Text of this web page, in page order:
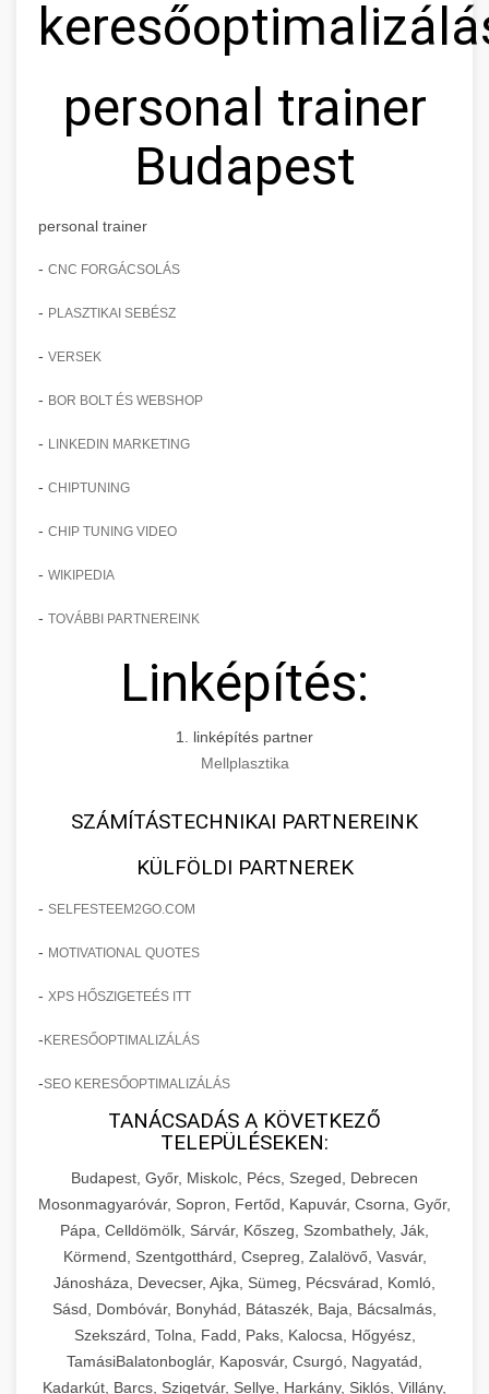
personal trainer
Budapest
personal trainer
- CNC FORGÁCSOLÁS
- PLASZTIKAI SEBÉSZ
- VERSEK
- BOR BOLT ÉS WEBSHOP
- LINKEDIN MARKETING
- CHIPTUNING
- CHIP TUNING VIDEO
- WIKIPEDIA
- TOVÁBBI PARTNEREINK
Linképítés:
1. linképítés partner
Mellplasztika
SZÁMÍTÁSTECHNIKAI PARTNEREINK
KÜLFÖLDI PARTNEREK
- SELFESTEEM2GO.COM
- MOTIVATIONAL QUOTES
- XPS HŐSZIGETEÉS ITT
- KERESŐOPTIMALIZÁLÁS
-SEO KERESŐOPTIMALIZÁLÁS
TANÁCSADÁS A KÖVETKEZŐ
TELEPÜLÉSEKEN:
Budapest, Győr, Miskolc, Pécs, Szeged, Debrecen
Mosonmagyaróvár, Sopron, Fertőd, Kapuvár, Csorna, Győr,
Pápa, Celldömölk, Sárvár, Kőszeg, Szombathely, Ják,
Körmend, Szentgotthárd, Csepreg, Zalalövő, Vasvár,
Jánosháza, Devecser, Ajka, Sümeg, Pécsvárad, Komló,
Sásd, Dombóvár, Bonyhád, Bátaszék, Baja, Bácsalmás,
Szekszárd, Tolna, Fadd, Paks, Kalocsa, Hőgyész,
TamásiBalatonboglár, Kaposvár, Csurgó, Nagyatád,
Kadarkút, Barcs, Szigetvár, Sellye, Harkány, Siklós, Villány,